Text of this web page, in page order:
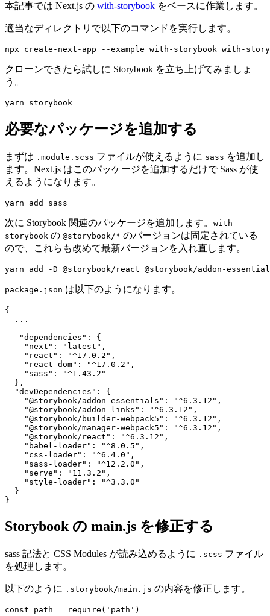
本記事では Next.js の with-storybook をベースに作業します。
適当なディレクトリで以下のコマンドを実行します。
npx create-next-app --example with-storybook with-
クローンできたら試しに Storybook を立ち上げてみましょ
う。
yarn storybook
必要なパッケージを追加する
まずは .module.scss ファイルが使えるように sass を追加し
ます。Next.js はこのパッケージを追加するだけで Sass が使
えるようになります。
yarn add sass
次に Storybook 関連のパッケージを追加します。 with-
storybook の @storybook/* のバージョンは固定されている
ので、これらも改めて最新バージョンを入れ直します。
yarn add -D @storybook/react @storybook/addon-
package.json は以下のようになります。
{
  ...
   "dependencies": {
    "next": "latest",
    "react": "^17.0.2",
    "react-dom": "^17.0.2",
    "sass": "^1.43.2"
  },
  "devDependencies": {
    "@storybook/addon-essentials": "^6.3.12",
    "@storybook/addon-links": "^6.3.12",
    "@storybook/builder-webpack5": "^6.3.12",
    "@storybook/manager-webpack5": "^6.3.12",
    "@storybook/react": "^6.3.12",
    "babel-loader": "^8.0.5",
    "css-loader": "^6.4.0",
    "sass-loader": "^12.2.0",
    "serve": "11.3.2",
    "style-loader": "^3.3.0"
  }
}
Storybook の main.js を修正する
sass 記法と CSS Modules が読み込めるように .scss ファイル
を処理します。
以下のように .storybook/main.js の内容を修正します。
const path = require('path')